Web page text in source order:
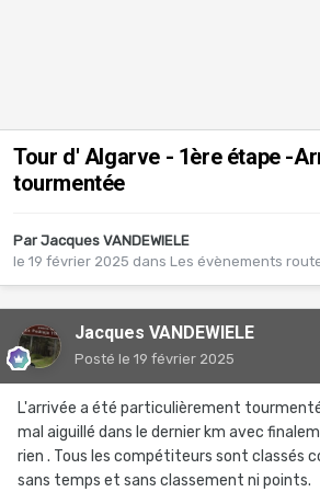
Tour d' Algarve - 1ère étape -
tourmentée
Par Jacques VANDEWIELE
le 19 février 2025 dans Les évènements
Jacques VANDEWIELE
Posté le 19 février 2025
L'arrivée a été particulièrement
mal aiguillé dans le dernier km avec
rien . Tous les compétiteurs sont classés
sans temps et sans classement ni points.